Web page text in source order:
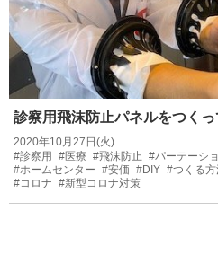
診察用飛沫防止パネルをつく
2020年10月27日(火)
#診察用 #医療 #飛沫防止 #パーテーシ
#ホームセンター #安価 #DIY #つくる
#コロナ #新型コロナ対策